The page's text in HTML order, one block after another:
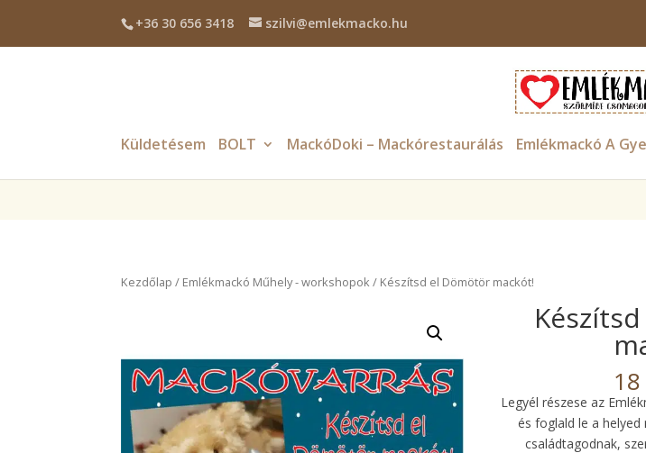
: Required parameter $location follows optional parameter $tax_class in /home/emlekmac/
+36 30 656 3418 szilvi@emlekmacko.hu
Küldetésem BOLT MackóDoki – Mackórestaurálás Emlékmackó A
Kezdőlap / Emlékmackó Műhely - workshopok / Készítsd el Dömötör mackót!
Legyél részese az
és foglald le a
családtagodnak,